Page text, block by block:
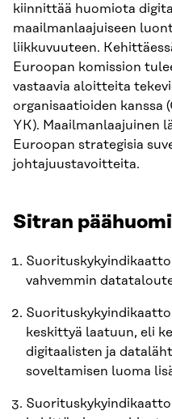
kiinnittää huomiota
maailmanlaajuiseen
liikkuvuuteen.
Euroopan komission
vastaavia aloitteita
organisaatioiden kanssa
YK). Maailmanlaajuinen
Euroopan strategisia
johtajuustavoitteita.
Sitran
vahvemmin
keskittyä laatuun, eli
digitaalisten ja
soveltamisen luoma